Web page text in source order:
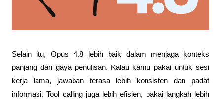
Selain itu, Opus 4.8 lebih baik dalam menjaga konteks
panjang dan gaya penulisan. Kalau kamu pakai untuk sesi
kerja lama, jawaban terasa lebih konsisten dan padat
informasi. Tool calling juga lebih efisien, pakai langkah lebih